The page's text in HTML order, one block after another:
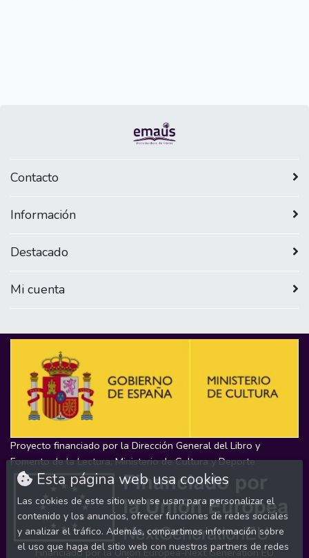
Contacto
Información
Destacado
Mi cuenta
Proyecto financiado por la Dirección General del Libro y
Fomento de la Lectura, Ministerio de Cultura y Deporte
Financiado por la Unión Europea-Next Generation EU
Esta página web usa cookies
Las cookies de este sitio web se usan para personalizar el
contenido y los anuncios, ofrecer funciones de redes sociales
y analizar el tráfico. Además, compartimos información sobre
el uso que haga del sitio web con nuestros partners de redes